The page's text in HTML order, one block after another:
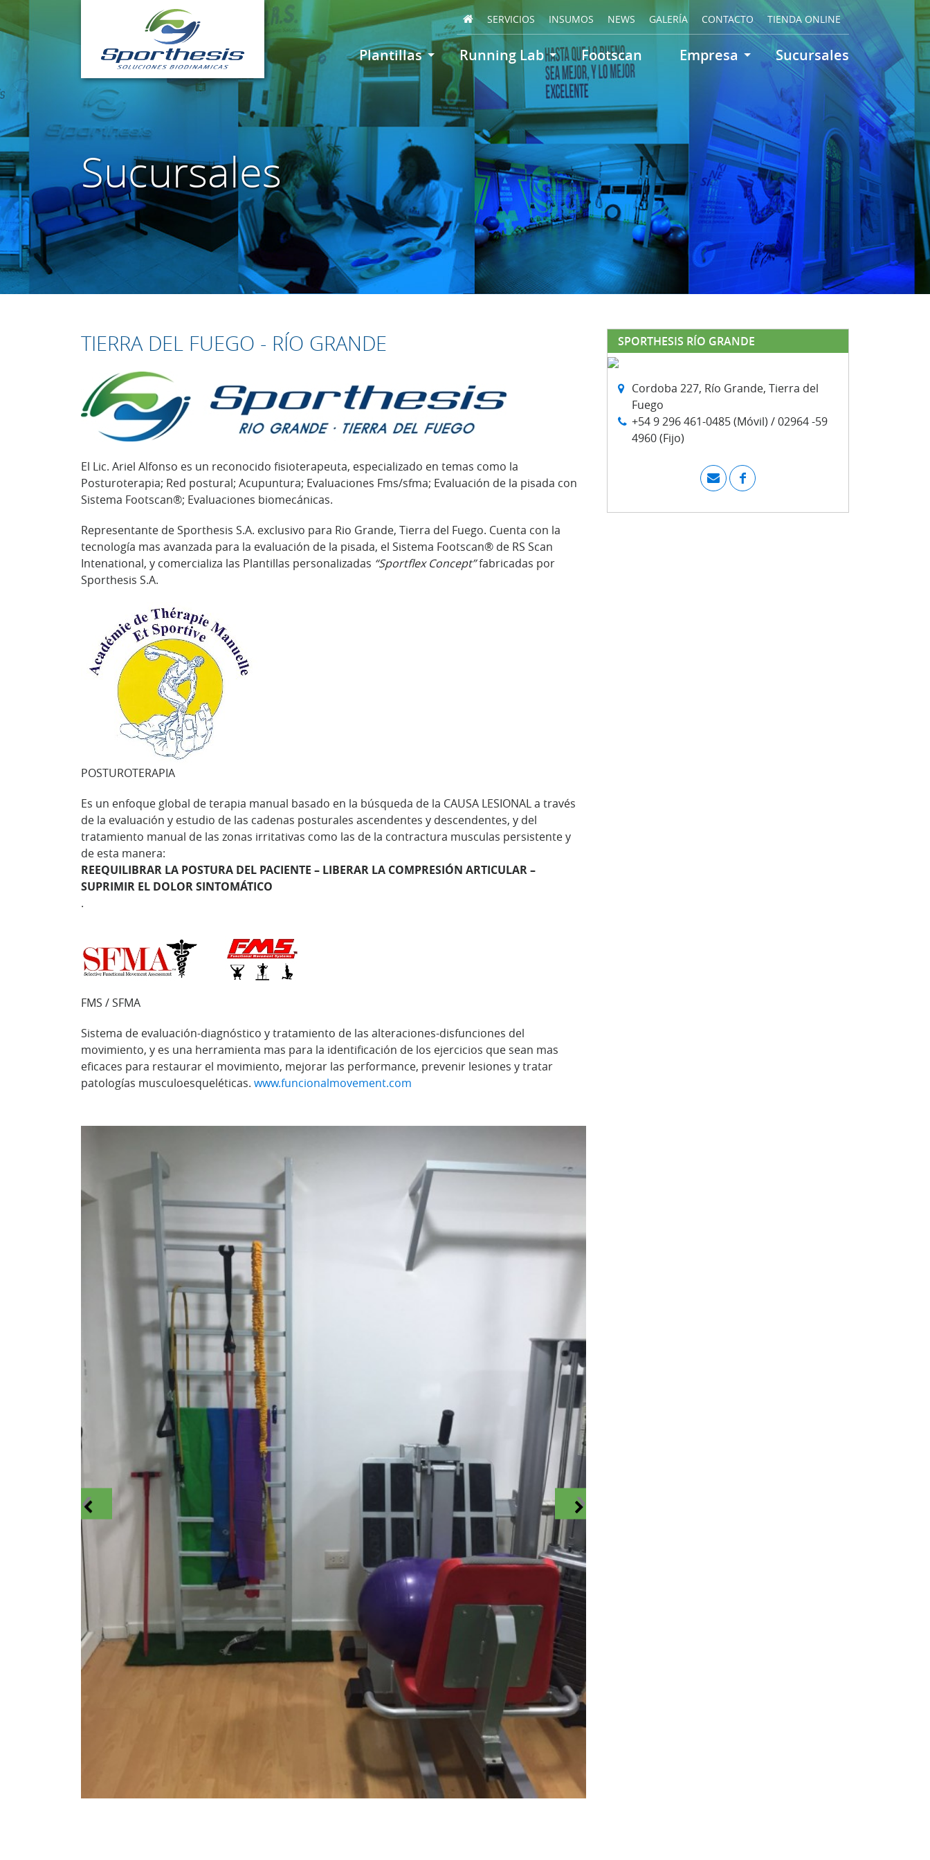
Plantillas Running Lab Footscan Empresa Sucursales
SERVICIOS INSUMOS NEWS GALERÍA CONTACTO TIENDA ONLINE
Sucursales
TIERRA DEL FUEGO - RÍO GRANDE
El Lic. Ariel Alfonso es un reconocido fisioterapeuta, especializado en temas como la
Posturoterapia; Red postural; Acupuntura; Evaluaciones Fms/sfma; Evaluación de la pisada con
Sistema Footscan®; Evaluaciones biomecánicas.
Representante de Sporthesis S.A. exclusivo para Rio Grande, Tierra del Fuego. Cuenta con la
tecnología mas avanzada para la evaluación de la pisada, el Sistema Footscan® de RS Scan
Intenational, y comercializa las Plantillas personalizadas “Sportflex Concept”fabricadas por
Sporthesis S.A.
POSTUROTERAPIA
Es un enfoque global de terapia manual basado en la búsqueda de la CAUSA LESIONAL a través
de la evaluación y estudio de las cadenas posturales ascendentes y descendentes, y del
tratamiento manual de las zonas irritativas como las de la contractura musculas persistente y
de esta manera:
REEQUILIBRAR LA POSTURA DEL PACIENTE – LIBERAR LA COMPRESIÓN ARTICULAR –
SUPRIMIR EL DOLOR SINTOMÁTICO
.
FMS / SFMA
Sistema de evaluación-diagnóstico y tratamiento de las alteraciones-disfunciones del
movimiento, y es una herramienta mas para la identificación de los ejercicios que sean mas
eficaces para restaurar el movimiento, mejorar las performance, prevenir lesiones y tratar
patologías musculoesqueléticas. www.funcionalmovement.com
SPORTHESIS RÍO GRANDE
Cordoba 227, Río Grande, Tierra del
Fuego
+54 9 296 461-0485 (Móvil) / 02964 -59
4960 (Fijo)